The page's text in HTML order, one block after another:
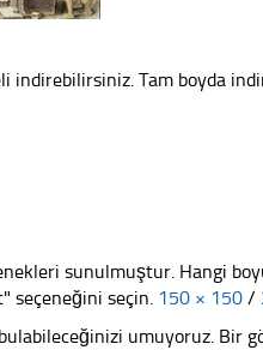
Tam boyda
sunulmuştur. Hangi
seçeneğini seçin. 150 × 150 /
umuyoruz. Bir